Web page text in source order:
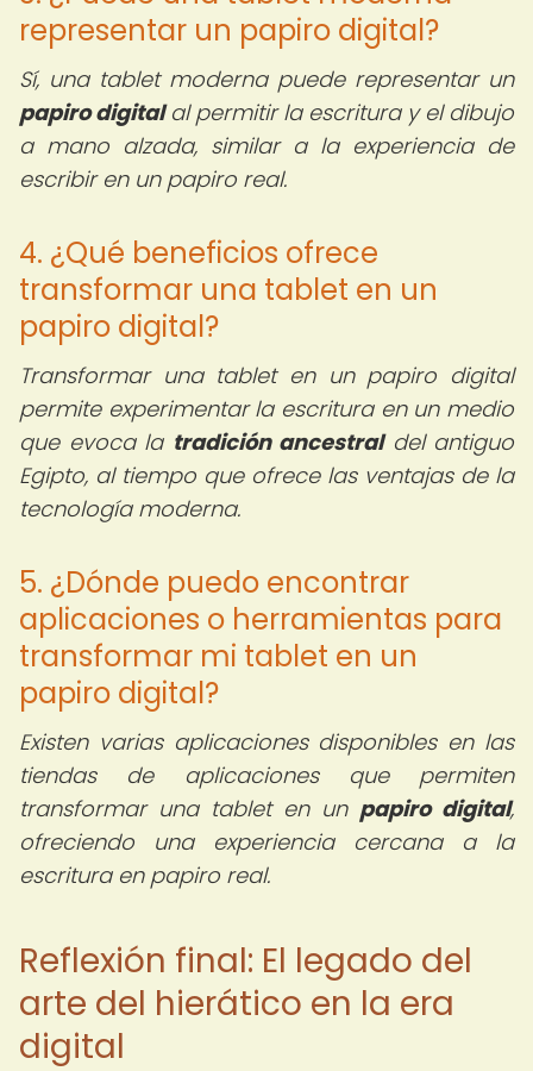
representar un papiro digital?
Sí, una tablet moderna puede representar un
papiro digitalal permitir la escritura y el dibujo
a mano alzada, similar a la experiencia de
escribir en un papiro real.
4. ¿Qué beneficios ofrece
transformar una tablet en un
papiro digital?
Transformar una tablet en un papiro digital
permite experimentar la escritura en un medio
que evoca la tradición ancestraldel antiguo
Egipto, al tiempo que ofrece las ventajas de la
tecnología moderna.
5. ¿Dónde puedo encontrar
aplicaciones o herramientas para
transformar mi tablet en un
papiro digital?
Existen varias aplicaciones disponibles en las
tiendas de aplicaciones que permiten
transformar una tablet en un papiro digital,
ofreciendo una experiencia cercana a la
escritura en papiro real.
Reflexión final: El legado del
arte del hierático en la era
digital